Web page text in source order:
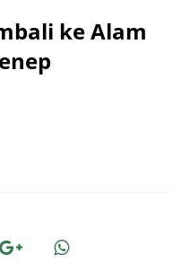
ke Alam